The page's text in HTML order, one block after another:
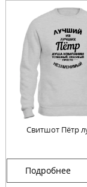
Свитшот Пётр
Подробнее